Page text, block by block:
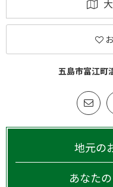
五島市富江町
地元の
あなた